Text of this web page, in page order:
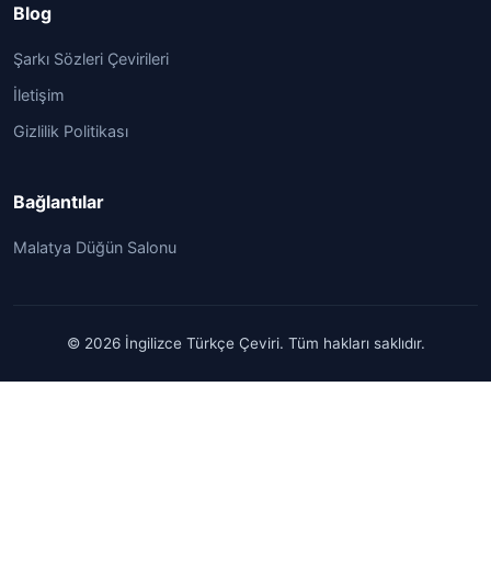
Blog
Şarkı Sözleri Çevirileri
İletişim
Gizlilik Politikası
Bağlantılar
Malatya Düğün Salonu
© 2026 İngilizce Türkçe Çeviri. Tüm hakları saklıdır.